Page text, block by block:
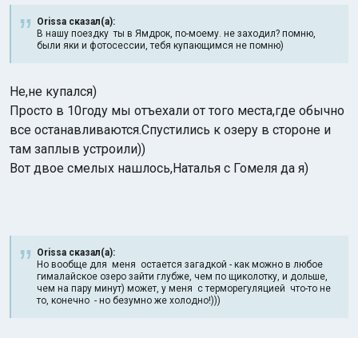
Orissa сказал(а):
В нашу поездку ты в Ямдрок, по-моему. не заходил? помню,
были яки и фотосессии, тебя купающимся не помню)
Не,не купался)
Просто в 10году мы отъехали от того места,где обычно
все останавливаются.Спустились к озеру в стороне и
там заплыв устроили))
Вот двое смелых нашлось,Наталья с Гомеля да я)
Orissa сказал(а):
Но вообще для меня остается загадкой - как можно в любое
гималайское озеро зайти глубже, чем по щиколотку, и дольше,
чем на пару минут) может, у меня с терморегуляцией что-то не
то, конечно - но безумно же холодно!)))